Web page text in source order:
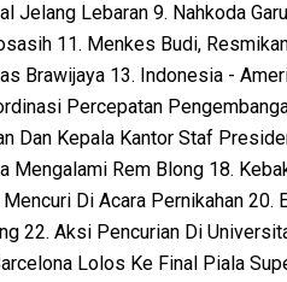
Jelang Lebaran 9. Nahkoda
11. Menkes Budi,
Brawijaya 13. Indonesia -
Percepatan
Dan Kepala Kantor Staf
Mengalami Rem Blong 18.
Di Acara Pernikahan 20.
22. Aksi Pencurian Di
Lolos Ke Final Piala